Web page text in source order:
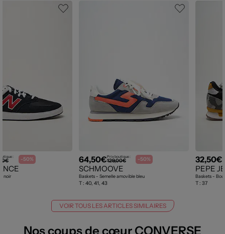
: -50%
noir
64,50€Prix boutique :
129,00€ -50%
SCHMOOVE
Baskets - Semelle amovible bleu
T : 40, 41, 43
32,50€
PEPE
Baskets -
T : 37
VOIR TOUS LES ARTICLES SIMILAIRES
Nos coups de cœur CONVERSE